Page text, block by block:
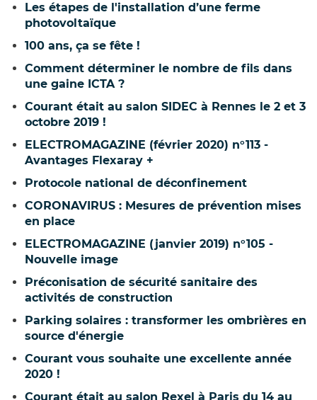
Les étapes de l'installation d’une ferme
photovoltaïque
100 ans, ça se fête !
Comment déterminer le nombre de fils dans
une gaine ICTA ?
Courant était au salon SIDEC à Rennes le 2 et 3
octobre 2019 !
ELECTROMAGAZINE (février 2020) n°113 -
Avantages Flexaray +
Protocole national de déconfinement
CORONAVIRUS : Mesures de prévention mises
en place
ELECTROMAGAZINE (janvier 2019) n°105 -
Nouvelle image
Préconisation de sécurité sanitaire des
activités de construction
Parking solaires : transformer les ombrières en
source d'énergie
Courant vous souhaite une excellente année
2020 !
Courant était au salon Rexel à Paris du 14 au